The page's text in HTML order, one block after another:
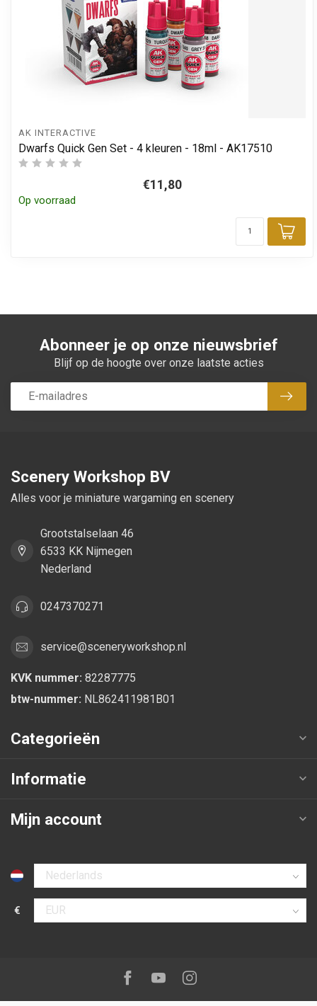
AK INTERACTIVE
Dwarfs Quick Gen Set - 4 kleuren - 18ml - AK17510
€11,80
Op voorraad
Abonneer je op onze nieuwsbrief
Blijf op de hoogte over onze laatste acties
Scenery Workshop BV
Alles voor je miniature wargaming en scenery
Grootstalselaan 46
6533 KK Nijmegen
Nederland
0247370271
service@sceneryworkshop.nl
KVK nummer: 82287775
btw-nummer: NL862411981B01
Categorieën
Informatie
Mijn account
Selecteer taal
€
Selecteer valuta
Volg ons op:Facebook
YoutubeInstagram